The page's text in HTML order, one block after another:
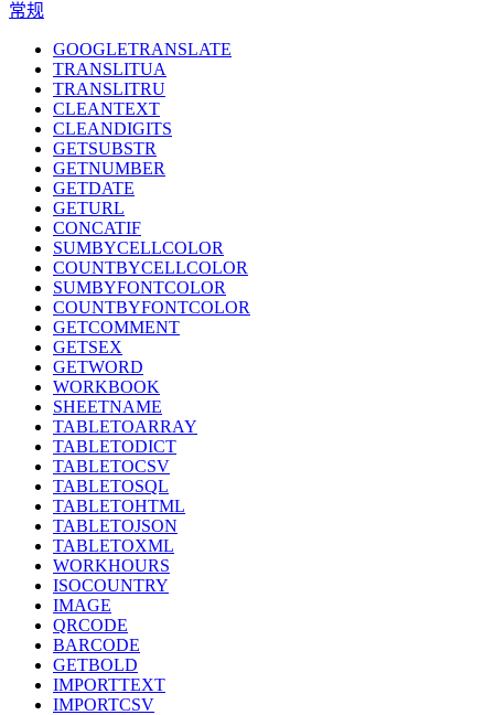
常规
GOOGLETRANSLATE
TRANSLITUA
TRANSLITRU
CLEANTEXT
CLEANDIGITS
GETSUBSTR
GETNUMBER
GETDATE
GETURL
CONCATIF
SUMBYCELLCOLOR
COUNTBYCELLCOLOR
SUMBYFONTCOLOR
COUNTBYFONTCOLOR
GETCOMMENT
GETSEX
GETWORD
WORKBOOK
SHEETNAME
TABLETOARRAY
TABLETODICT
TABLETOCSV
TABLETOSQL
TABLETOHTML
TABLETOJSON
TABLETOXML
WORKHOURS
ISOCOUNTRY
IMAGE
QRCODE
BARCODE
GETBOLD
IMPORTTEXT
IMPORTCSV